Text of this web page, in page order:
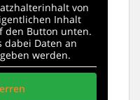
von
Inhalt
den Button unten.
dabei Daten an
werden.